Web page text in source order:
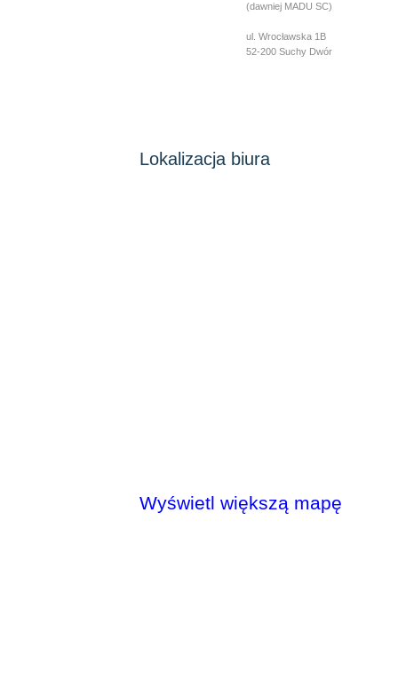
(dawniej MADU SC)
ul. Wrocławska 1B
52-200 Suchy Dwór
Lokalizacja biura
Wyświetl większą mapę